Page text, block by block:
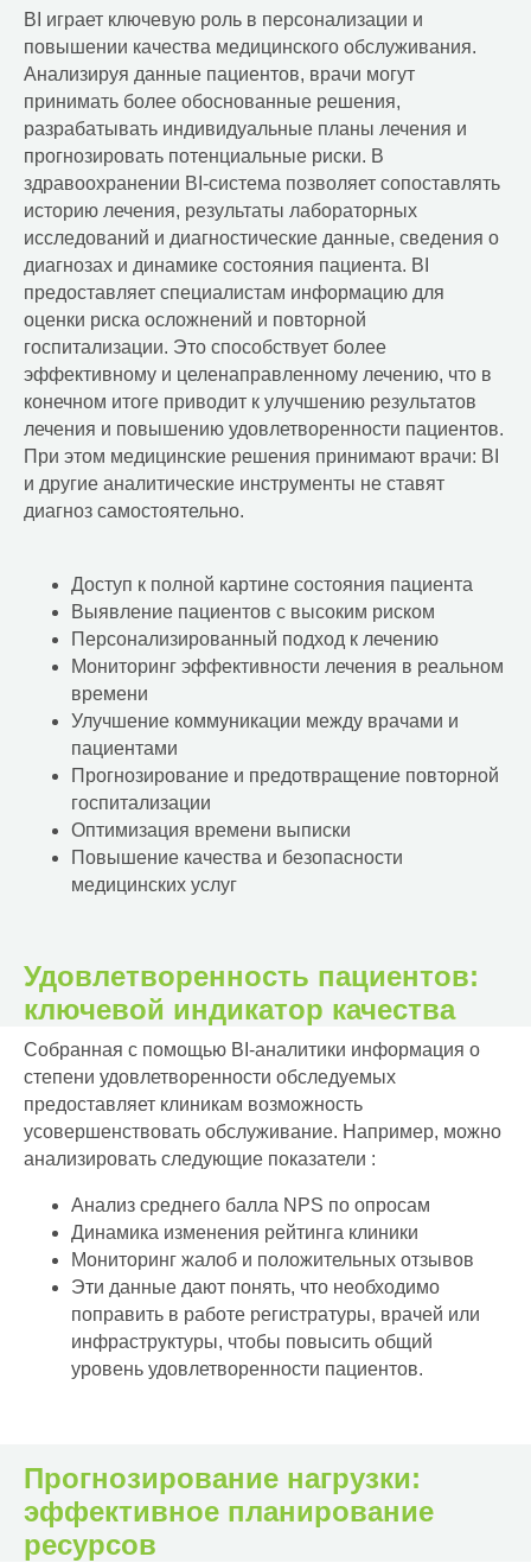
BI играет ключевую роль в персонализации и
повышении качества медицинского обслуживания.
Анализируя данные пациентов, врачи могут
принимать более обоснованные решения,
разрабатывать индивидуальные планы лечения и
прогнозировать потенциальные риски. В
здравоохранении BI-система позволяет сопоставлять
историю лечения, результаты лабораторных
исследований и диагностические данные, сведения о
диагнозах и динамике состояния пациента. BI
предоставляет специалистам информацию для
оценки риска осложнений и повторной
госпитализации. Это способствует более
эффективному и целенаправленному лечению, что в
конечном итоге приводит к улучшению результатов
лечения и повышению удовлетворенности пациентов.
При этом медицинские решения принимают врачи: BI
и другие аналитические инструменты не ставят
диагноз самостоятельно.
Доступ к полной картине состояния пациента
Выявление пациентов с высоким риском
Персонализированный подход к лечению
Мониторинг эффективности лечения в реальном
времени
Улучшение коммуникации между врачами и
пациентами
Прогнозирование и предотвращение повторной
госпитализации
Оптимизация времени выписки
Повышение качества и безопасности
медицинских услуг
Удовлетворенность пациентов:
ключевой индикатор качества
Собранная с помощью BI-аналитики информация о
степени удовлетворенности обследуемых
предоставляет клиникам возможность
усовершенствовать обслуживание. Например, можно
анализировать следующие показатели :
Анализ среднего балла NPS по опросам
Динамика изменения рейтинга клиники
Мониторинг жалоб и положительных отзывов
Эти данные дают понять, что необходимо
поправить в работе регистратуры, врачей или
инфраструктуры, чтобы повысить общий
уровень удовлетворенности пациентов.
Прогнозирование нагрузки:
эффективное планирование
ресурсов